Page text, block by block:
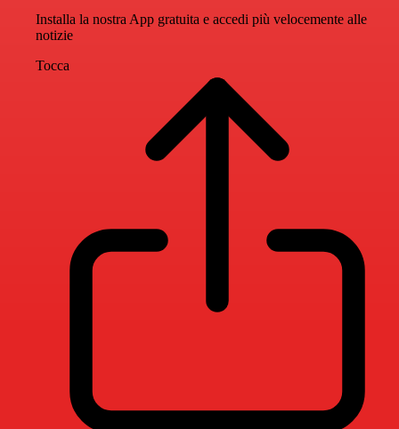
Installa la nostra App gratuita e accedi più velocemente alle
notizie
Tocca